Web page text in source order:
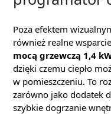
Poza efektem
również realne
mocą grzewczą 1,4
dzięki czemu ciepło
w pomieszczeniu. To
zarówno jako dodatek
szybkie dogrzanie